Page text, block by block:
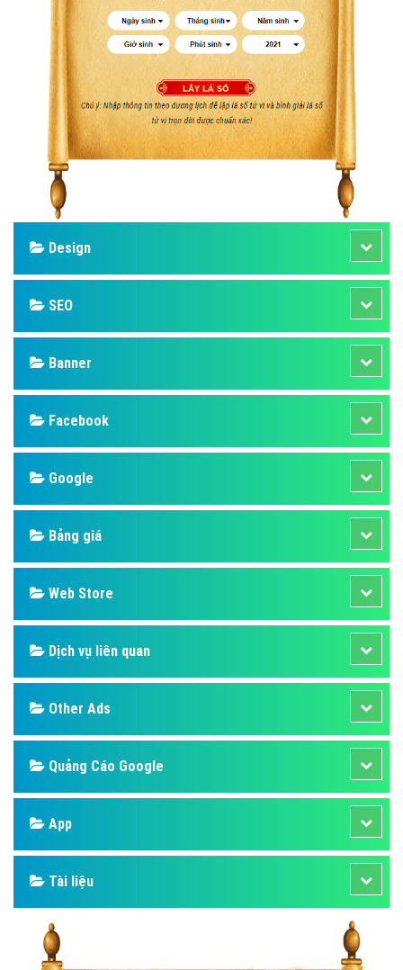
Design
SEO
Banner
Facebook
Google
Bảng giá
Web Store
Dịch vụ liên quan
Other Ads
Quảng Cáo Google
App
Tài liệu